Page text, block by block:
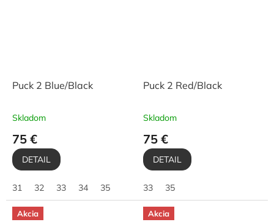
Puck 2 Blue/Black
Skladom
75 €
DETAIL
31 32 33 34 35
Puck 2 Red/Black
Skladom
75 €
DETAIL
33 35
Akcia Akcia